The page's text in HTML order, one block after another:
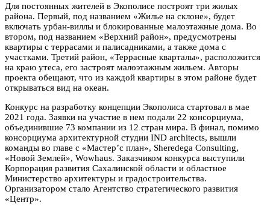
Для постоянных жителей в Экополисе построят три жилых
района. Первый, под названием «Жилье на склоне», будет
включать урбан-виллы и блокированные малоэтажные дома. Во
втором, под названием «Верхний район», предусмотрены
квартиры с террасами и палисадниками, а также дома с
участками. Третий район, «Террасные кварталы», расположится
на краю утеса, его застроят малоэтажным жильем. Авторы
проекта обещают, что из каждой квартиры в этом районе будет
открываться вид на океан.
Конкурс на разработку концепции Экополиса стартовал в мае
2021 года. Заявки на участие в нем подали 22 консорциума,
объединившие 73 компании из 12 стран мира. В финал, помимо
консорциума архитектурной студии IND architects, вышли
команды во главе с «Мастер’c план», Sheredega Consulting,
«Новой Землей», Wowhaus. Заказчиком конкурса выступили
Корпорация развития Сахалинской области и областное
Министерство архитектуры и градостроительства.
Организатором стало Агентство стратегического развития
«Центр».